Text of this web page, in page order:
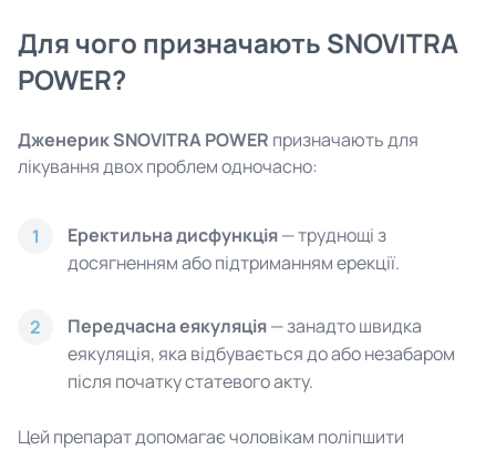
Для чого призначають SNOVITRA
POWER?
Дженерик SNOVITRA POWER призначають для
лікування двох проблем одночасно:
1 Еректильна дисфункція— труднощі з
досягненням або підтриманням ерекції.
2 Передчасна еякуляція— занадто швидка
еякуляція, яка відбувається до або незабаром
після початку статевого акту.
Цей препарат допомагає чоловікам поліпшити